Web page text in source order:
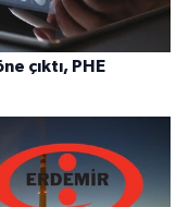
çıktı, PHE